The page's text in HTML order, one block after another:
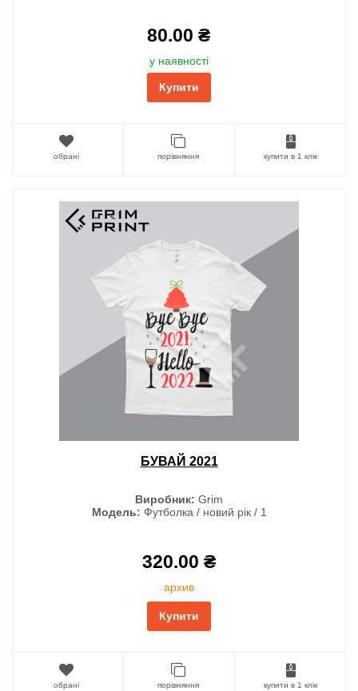
80.00 ₴
у наявності
Купити
обрані порівняння купити в 1 клік
БУВАЙ 2021
Виробник: Grim
Модель: Футболка / новий рік / 1
320.00 ₴
архив
Купити
обрані порівняння купити в 1 клік